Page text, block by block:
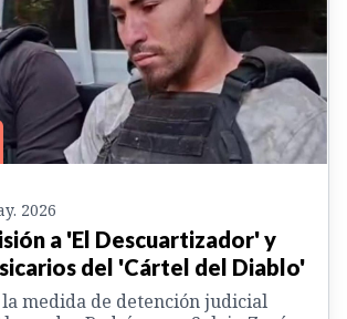
2026
a 'El Descuartizador' y
del 'Cártel del Diablo'
medida de detención judicial